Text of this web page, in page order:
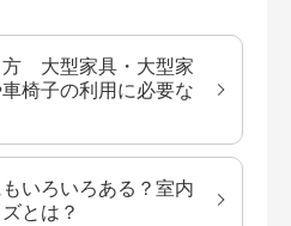
方 大型家具・大型家
椅子の利用に必要な
いろいろある？室内
とは？